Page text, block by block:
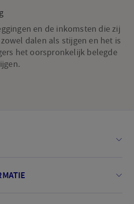
mindert
vaart
en de inkomsten die zij
dalen als stijgen en het is
het oorspronkelijk belegde